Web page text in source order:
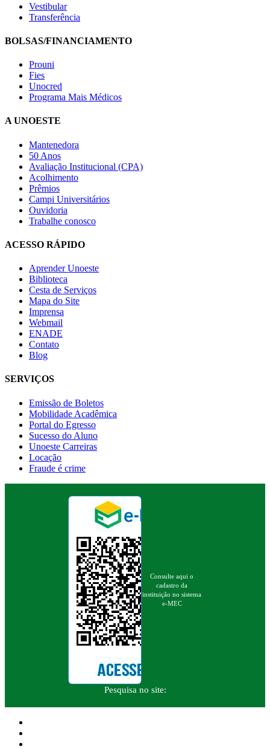
Vestibular
Transferência
BOLSAS/FINANCIAMENTO
Prouni
Fies
Unocred
Programa Mais Médicos
A UNOESTE
Mantenedora
50 Anos
Avaliação Institucional (CPA)
Acolhimento
Prêmios
Campi Universitários
Ouvidoria
Trabalhe conosco
ACESSO RÁPIDO
Aprender Unoeste
Biblioteca
Cesta de Serviços
Mapa do Site
Imprensa
Webmail
ENADE
Contato
Blog
SERVIÇOS
Emissão de Boletos
Mobilidade Acadêmica
Portal do Egresso
Sucesso do Aluno
Unoeste Carreiras
Locação
Fraude é crime
Consulte aqui o
cadastro da
instituição no sistema
e-MEC
Pesquisa no site: